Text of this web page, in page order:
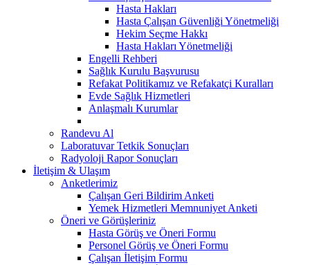
Hasta Hakları
Hasta Çalışan Güvenliği Yönetmeliği
Hekim Seçme Hakkı
Hasta Hakları Yönetmeliği
Engelli Rehberi
Sağlık Kurulu Başvurusu
Refakat Politikamız ve Refakatçi Kuralları
Evde Sağlık Hizmetleri
Anlaşmalı Kurumlar
Randevu Al
Laboratuvar Tetkik Sonuçları
Radyoloji Rapor Sonuçları
İletişim & Ulaşım
Anketlerimiz
Çalışan Geri Bildirim Anketi
Yemek Hizmetleri Memnuniyet Anketi
Öneri ve Görüşleriniz
Hasta Görüş ve Öneri Formu
Personel Görüş ve Öneri Formu
Çalışan İletişim Formu